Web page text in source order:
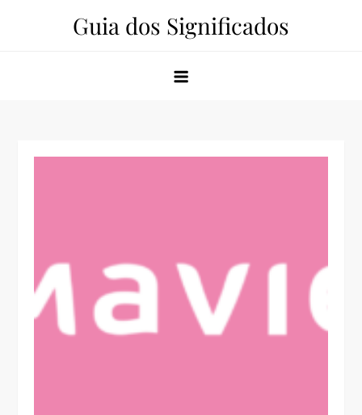
Guia dos Significados